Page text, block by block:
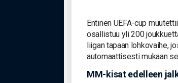
Entinen UEFA-cup
osallistuu yli 200
liigan tapaan lohkovaihe,
automaattisesti mukaan
MM-kisat edelleen